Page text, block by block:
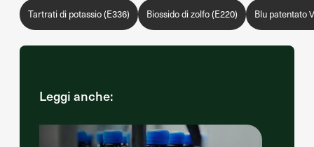
Tartrati di potassio (E336) Biossido di zolfo (E220) Blu patentato
Leggi anche: